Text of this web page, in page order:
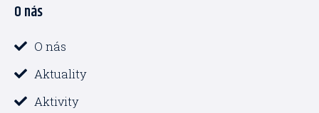
e
b
o
k
f
u
e
O nás
O nás
Aktuality
Aktivity